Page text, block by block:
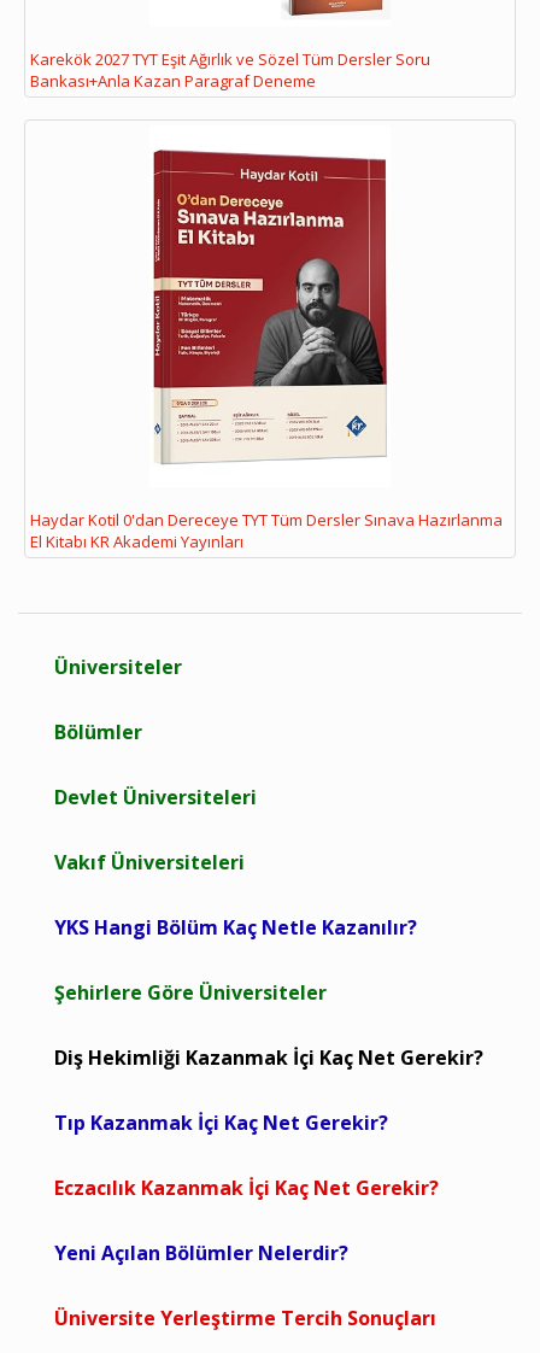
Karekök 2027 TYT Eşit Ağırlık ve Sözel Tüm Dersler Soru
Bankası+Anla Kazan Paragraf Deneme
Haydar Kotil 0'dan Dereceye TYT Tüm Dersler Sınava Hazırlanma
El Kitabı KR Akademi Yayınları
Üniversiteler
Bölümler
Devlet Üniversiteleri
Vakıf Üniversiteleri
YKS Hangi Bölüm Kaç Netle Kazanılır?
Şehirlere Göre Üniversiteler
Diş Hekimliği Kazanmak İçi Kaç Net Gerekir?
Tıp Kazanmak İçi Kaç Net Gerekir?
Eczacılık Kazanmak İçi Kaç Net Gerekir?
Yeni Açılan Bölümler Nelerdir?
Üniversite Yerleştirme Tercih Sonuçları